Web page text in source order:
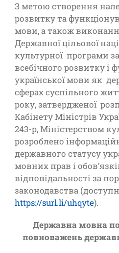
З метою створення
розвитку та
мови, а також
Державної цільової
культурної програми
всебічного розвитку і
української мови як
сферах суспільного
року, затвердженої
Кабінету Міністрів
243-р, Міністерством
розроблено
державного статусу
мовних прав і
відповідальності за
законодавства
https://surl.li/uhqyte).
Державна мовна
повноважень